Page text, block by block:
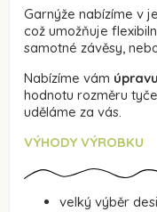
Garnýže nabízíme v
což umožňuje
samotné závěsy,
Nabízíme vám
hodnotu rozměru
uděláme za vás.
VÝHODY VÝROBKU
velký výběr